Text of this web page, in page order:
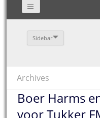
Sidebar
Archives
Boer Harms
voor Tukker